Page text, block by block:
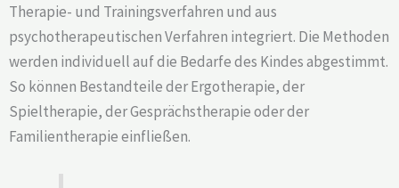
Therapie- und Trainingsverfahren und aus
psychotherapeutischen Verfahren integriert. Die Methoden
werden individuell auf die Bedarfe des Kindes abgestimmt.
So können Bestandteile der Ergotherapie, der
Spieltherapie, der Gesprächstherapie oder der
Familientherapie einfließen.